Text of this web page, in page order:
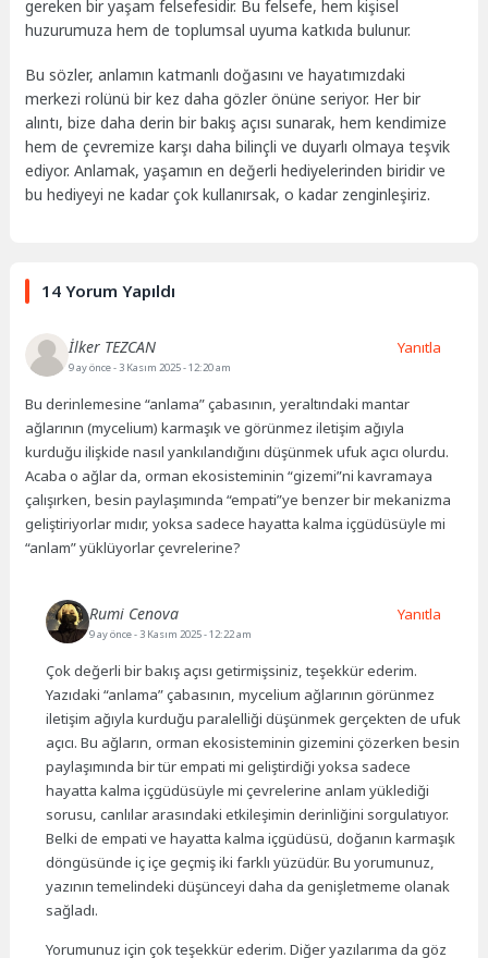
gereken bir yaşam felsefesidir. Bu felsefe, hem kişisel
huzurumuza hem de toplumsal uyuma katkıda bulunur.
Bu sözler, anlamın katmanlı doğasını ve hayatımızdaki
merkezi rolünü bir kez daha gözler önüne seriyor. Her bir
alıntı, bize daha derin bir bakış açısı sunarak, hem kendimize
hem de çevremize karşı daha bilinçli ve duyarlı olmaya teşvik
ediyor. Anlamak, yaşamın en değerli hediyelerinden biridir ve
bu hediyeyi ne kadar çok kullanırsak, o kadar zenginleşiriz.
14 Yorum Yapıldı
İlker TEZCAN
9 ay önce- 3 Kasım 2025 - 12:20 am
Bu derinlemesine “anlama” çabasının, yeraltındaki mantar
ağlarının (mycelium) karmaşık ve görünmez iletişim ağıyla
kurduğu ilişkide nasıl yankılandığını düşünmek ufuk açıcı olurdu.
Acaba o ağlar da, orman ekosisteminin “gizemi”ni kavramaya
çalışırken, besin paylaşımında “empati”ye benzer bir mekanizma
geliştiriyorlar mıdır, yoksa sadece hayatta kalma içgüdüsüyle mi
“anlam” yüklüyorlar çevrelerine?
Yanıtla
Rumi Cenova
9 ay önce- 3 Kasım 2025 - 12:22 am
Çok değerli bir bakış açısı getirmişsiniz, teşekkür ederim.
Yazıdaki “anlama” çabasının, mycelium ağlarının görünmez
iletişim ağıyla kurduğu paralelliği düşünmek gerçekten de ufuk
açıcı. Bu ağların, orman ekosisteminin gizemini çözerken besin
paylaşımında bir tür empati mi geliştirdiği yoksa sadece
hayatta kalma içgüdüsüyle mi çevrelerine anlam yüklediği
sorusu, canlılar arasındaki etkileşimin derinliğini sorgulatıyor.
Belki de empati ve hayatta kalma içgüdüsü, doğanın karmaşık
döngüsünde iç içe geçmiş iki farklı yüzüdür. Bu yorumunuz,
yazının temelindeki düşünceyi daha da genişletmeme olanak
sağladı.
Yorumunuz için çok teşekkür ederim. Diğer yazılarıma da göz
Yanıtla